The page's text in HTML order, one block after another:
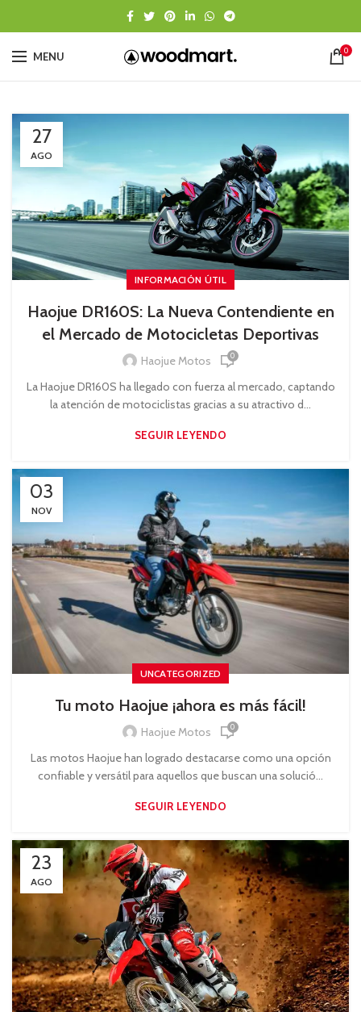
MENU 0
27
AGO
INFORMACIÓN ÚTIL
Haojue DR160S: La Nueva Contendiente en
el Mercado de Motocicletas Deportivas
Haojue Motos 0
La Haojue DR160S ha llegado con fuerza al mercado, captando
la atención de motociclistas gracias a su atractivo d...
SEGUIR LEYENDO
03
NOV
UNCATEGORIZED
Tu moto Haojue ¡ahora es más fácil!
Haojue Motos 0
Las motos Haojue han logrado destacarse como una opción
confiable y versátil para aquellos que buscan una solució...
SEGUIR LEYENDO
23
AGO